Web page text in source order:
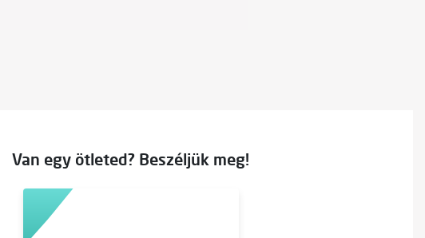
Van egy ötleted? Beszéljük meg!